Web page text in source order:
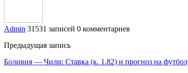
Admin 31531 записей 0 комментариев
Предыдущая запись
Боливия — Чили: Ставка (к. 1.82) и прогноз на